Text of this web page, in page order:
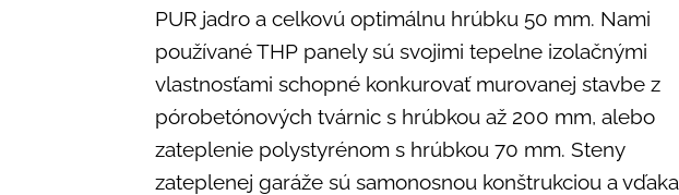
PUR jadro a celkovú optimálnu hrúbku 50 mm. Nami
používané THP panely sú svojimi tepelne izolačnými
vlastnosťami schopné konkurovať murovanej stavbe z
pórobetónových tvárnic s hrúbkou až 200 mm, alebo
zateplenie polystyrénom s hrúbkou 70 mm. Steny
zateplenej garáže sú samonosnou konštrukciou a vďaka